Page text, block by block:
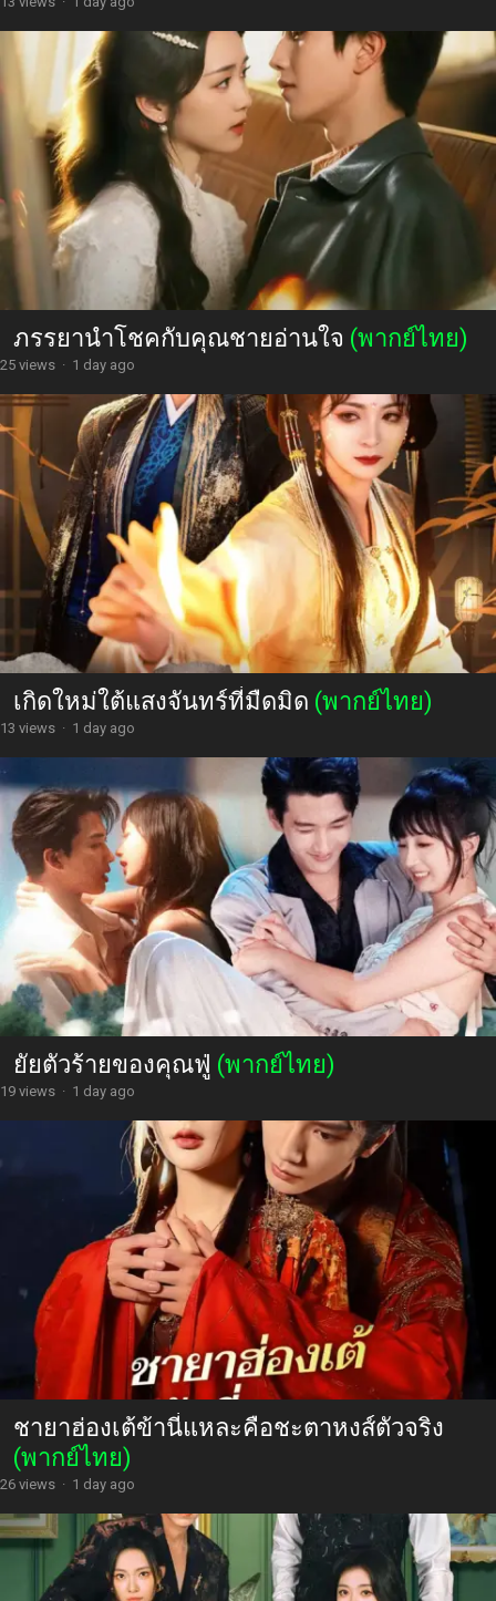
ภรรยานำโชคกับคุณชายอ่านใจ (พากย์ไทย)
25 views · 1 day ago
เกิดใหม่ใต้แสงจันทร์ที่มืดมิด (พากย์ไทย)
13 views · 1 day ago
ยัยตัวร้ายของคุณฟู่ (พากย์ไทย)
19 views · 1 day ago
ชายาฮ่องเต้ข้านี่แหละคือชะตาหงส์ตัวจริง
(พากย์ไทย)
26 views · 1 day ago